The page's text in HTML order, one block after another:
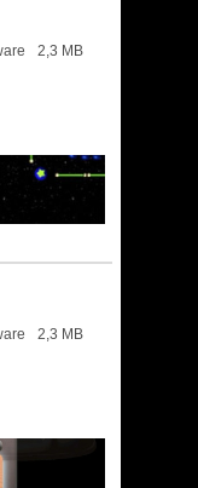
2,3 MB
2,3 MB